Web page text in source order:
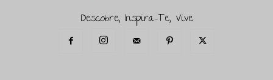
Descobre, Inspira-Te, Vive